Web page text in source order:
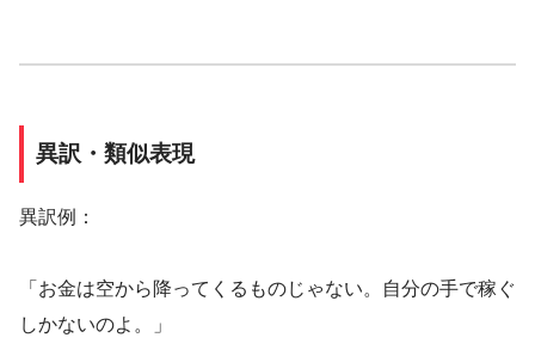
異訳・類似表現
異訳例：
「お金は空から降ってくるものじゃない。自分の手で稼ぐ
しかないのよ。」